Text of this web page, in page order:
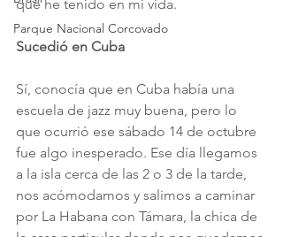
Parque Nacional Corcovado
que he tenido en mi vida.
Sucedió en Cuba
Sí, conocía que en Cuba había una
escuela de jazz muy buena, pero lo
que ocurrió ese sábado 14 de octubre
fue algo inesperado. Ese día llegamos
a la isla cerca de las 2 o 3 de la tarde,
nos acómodamos y salimos a caminar
por La Habana con Támara, la chica de